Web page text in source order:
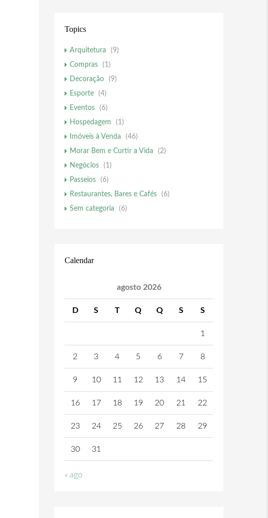
Topics
Arquitetura
(9)
Compras
(1)
Decoração
(9)
Esporte
(4)
Eventos
(6)
Hospedagem
(1)
Imóveis à Venda
(46)
Morar Bem e Curtir a Vida
(2)
Negócios
(1)
Passeios
(6)
Restaurantes, Bares e Cafés
(6)
Sem categoria
(6)
Calendar
agosto 2026
D S T Q Q S S
1
2 3 4 5 6 7 8
9 10 11 12 13 14 15
16 17 18 19 20 21 22
23 24 25 26 27 28 29
30 31
« ago